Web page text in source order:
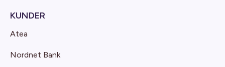
KUNDER
Atea
Nordnet Bank